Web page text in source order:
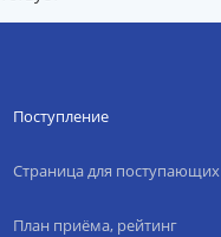
Поступление
Страница для поступающих
План приёма, рейтинг